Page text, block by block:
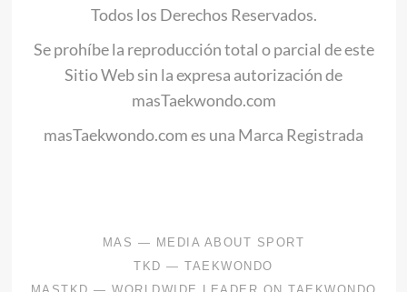
Todos los Derechos Reservados.
Se prohíbe la reproducción total o parcial de este
Sitio Web sin la expresa autorización de
masTaekwondo.com
masTaekwondo.com es una Marca Registrada